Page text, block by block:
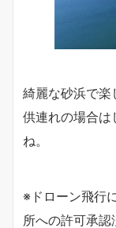
綺麗な砂浜で楽
供連れの場合は
ね。
※ドローン飛行
所への許可承認